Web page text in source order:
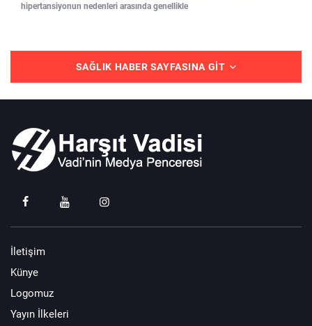
hipertansiyonun nedenleri arasında genellikle
SAĞLIK HABER SAYFASINA GIT
İletişim
Künye
Logomuz
Yayın İlkeleri